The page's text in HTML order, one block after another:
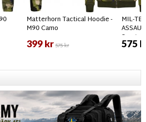
Matterhorn Tactical Hoodie -
M90 Camo
399 kr575 kr
MIL-
Svart
575